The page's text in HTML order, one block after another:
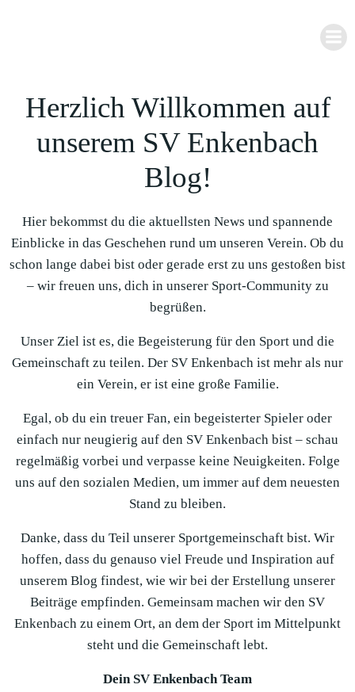
Herzlich Willkommen auf
unserem SV Enkenbach
Blog!
Hier bekommst du die aktuellsten News und spannende
Einblicke in das Geschehen rund um unseren Verein. Ob du
schon lange dabei bist oder gerade erst zu uns gestoßen bist
– wir freuen uns, dich in unserer Sport-Community zu
begrüßen.
Unser Ziel ist es, die Begeisterung für den Sport und die
Gemeinschaft zu teilen. Der SV Enkenbach ist mehr als nur
ein Verein, er ist eine große Familie.
Egal, ob du ein treuer Fan, ein begeisterter Spieler oder
einfach nur neugierig auf den SV Enkenbach bist – schau
regelmäßig vorbei und verpasse keine Neuigkeiten. Folge
uns auf den sozialen Medien, um immer auf dem neuesten
Stand zu bleiben.
Danke, dass du Teil unserer Sportgemeinschaft bist. Wir
hoffen, dass du genauso viel Freude und Inspiration auf
unserem Blog findest, wie wir bei der Erstellung unserer
Beiträge empfinden. Gemeinsam machen wir den SV
Enkenbach zu einem Ort, an dem der Sport im Mittelpunkt
steht und die Gemeinschaft lebt.
Dein SV Enkenbach Team